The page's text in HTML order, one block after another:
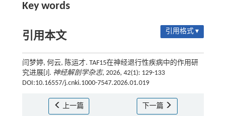
Key words
引用本文 引用格式 ▾
闫梦婷, 何云, 陈运才. TAF15在神经退行性疾病中的作用研
究进展[J]. 神经解剖学杂志, 2026, 42(1): 129-133
DOI:10.16557/j.cnki.1000-7547.2026.01.019
上一篇 下一篇